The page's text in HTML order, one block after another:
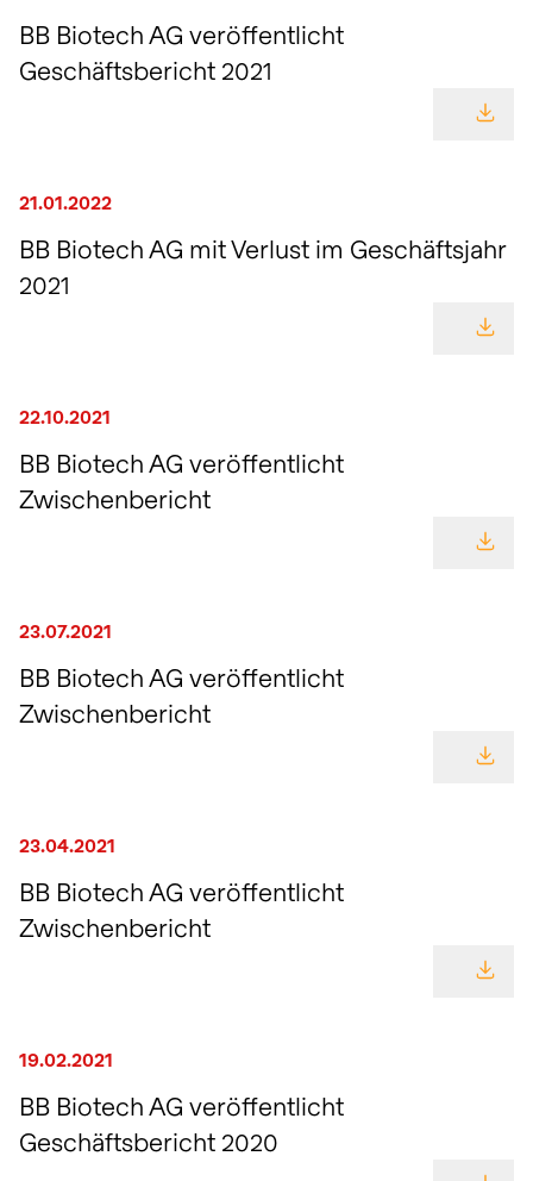
BB Biotech AG veröffentlicht
Geschäftsbericht 2021
21.01.2022
BB Biotech AG mit Verlust im Geschäftsjahr
2021
22.10.2021
BB Biotech AG veröffentlicht
Zwischenbericht
23.07.2021
BB Biotech AG veröffentlicht
Zwischenbericht
23.04.2021
BB Biotech AG veröffentlicht
Zwischenbericht
19.02.2021
BB Biotech AG veröffentlicht
Geschäftsbericht 2020